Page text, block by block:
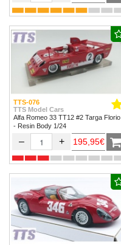
TTS-076
TTS Model Cars
Alfa Romeo 33 TT12 #2 Targa Florio
- Resin Body 1/24
– + 195,95€